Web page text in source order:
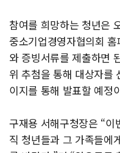
참여를 희망하는 청년은
중소기업경영자협의회
와 증빙서류를 제출하면
위 추첨을 통해 대상자를
이지를 통해 발표할 예정
구재용 서해구청장은 “
직 청년들과 그 가족들에